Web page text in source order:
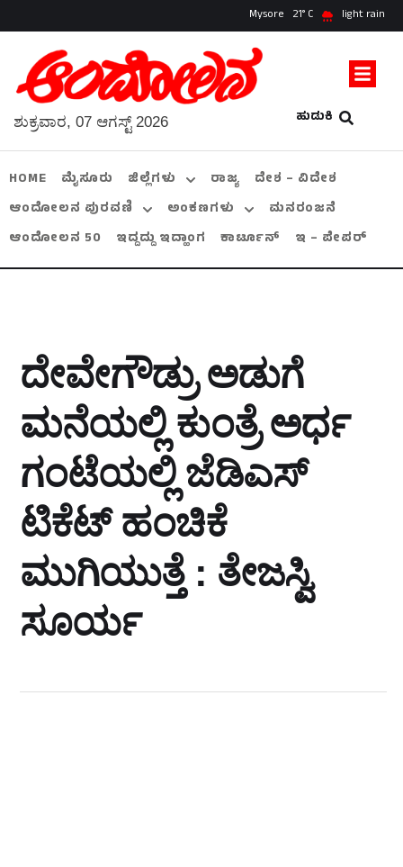
Mysore 21 light rain
ಹುಡುಕಿ
ಶುಕ್ರವಾರ, 07 ಆಗಸ್ಟ್ 2026
HOME ಮೈಸೂರು ಜಿಲ್ಲೆಗಳು ರಾಜ್ಯ
ದೇಶ – ವಿದೇಶ
ಆಂದೋಲನ ಪುರವಣಿ
ಅಂಕಣಗಳು
ಮನರಂಜನೆ
ಆಂದೋಲನ 50
ಇದ್ದದ್ದು ಇದ್ಹಾಂಗ ಕಾರ್ಟೂನ್ ಇ – ಪೇಪರ್
ದೇವೇಗೌಡ್ರು ಅಡುಗೆ
ಮನೆಯಲ್ಲಿ ಕುಂತ್ರೆ ಅರ್ಧ
ಗಂಟೆಯಲ್ಲಿ ಜೆಡಿಎಸ್‌
ಟಿಕೆಟ್ ಹಂಚಿಕೆ
ಮುಗಿಯುತ್ತೆ : ತೇಜಸ್ವಿ
ಸೂರ್ಯ